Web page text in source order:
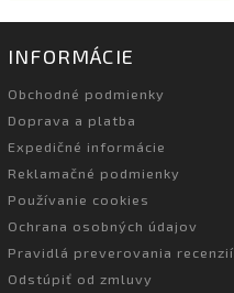
INFORMÁCIE
Obchodné podmienky
Doprava a platba
Expedičné informácie
Reklamačné podmienky
Používanie cookies
Ochrana osobných údajov
Pravidlá preverovania recenzií
Odstúpiť od zmluvy